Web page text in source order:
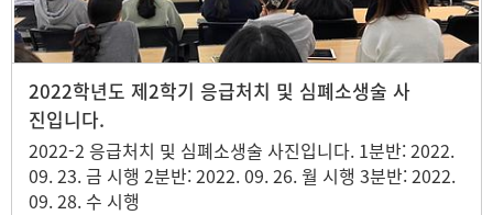
2022학년도 제2학기 응급처치 및 심폐소생술 사
진입니다.
2022-2 응급처치 및 심폐소생술 사진입니다. 1분반: 2022.
09. 23. 금 시행 2분반: 2022. 09. 26. 월 시행 3분반: 2022.
09. 28. 수 시행